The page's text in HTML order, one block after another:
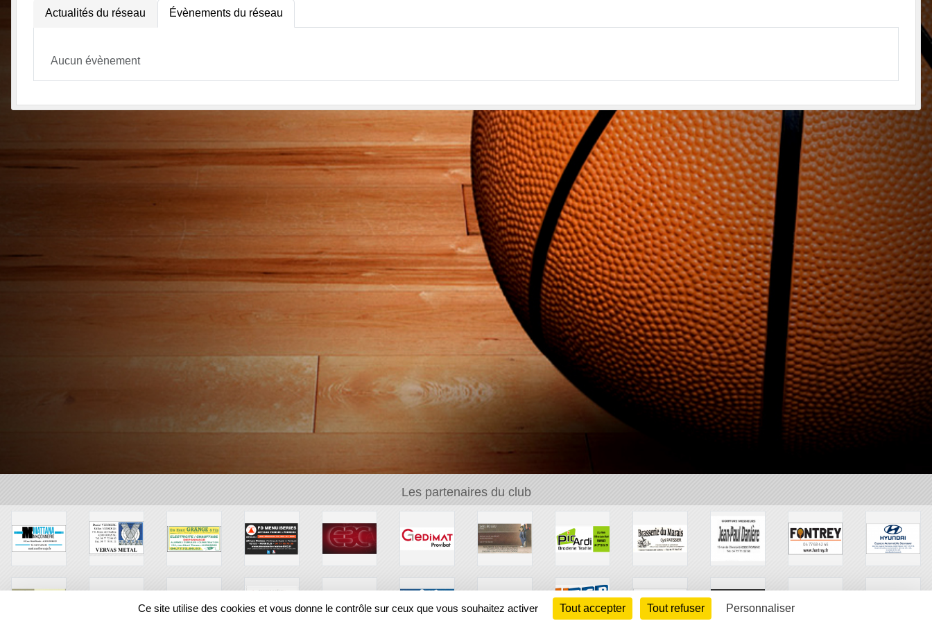
Actualités du réseau Évènements du réseau
Aucun évènement
Les partenaires du club
Ce site utilise des cookies et vous donne le contrôle sur ceux que vous souhaitez activer Tout accepter Tout refuser Personnaliser